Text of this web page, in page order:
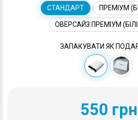
СТАНДАРТ
ПРЕМІУМ
ОВЕРСАЙЗ ПРЕМІУМ
ЗАПАКУВАТИ ЯК
550 грн